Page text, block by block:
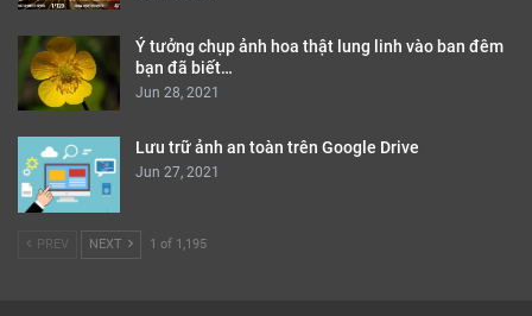
Ý tưởng chụp ảnh hoa thật lung linh vào ban đêm
bạn đã biết…
Jun 28, 2021
Lưu trữ ảnh an toàn trên Google Drive
Jun 27, 2021
PREV NEXT 1 of 1,195